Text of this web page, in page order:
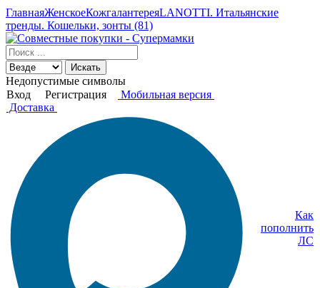
ГлавнаяЖенскоеКожгалантереяLANOTTI. Итальянские
тренды. Кошельки, зонты (81)
Искать
Недопустимые символы
Вход
Регистрация
Мобильная версия
Доставка
Как
пополнить
ЛС